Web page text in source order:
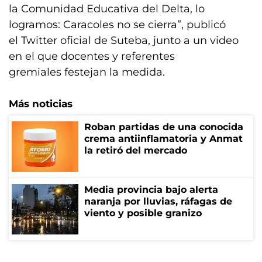
la Comunidad Educativa del Delta, lo
logramos: Caracoles no se cierra”, publicó
el Twitter oficial de Suteba, junto a un video
en el que docentes y referentes
gremiales festejan la medida.
Más noticias
Roban partidas de una conocida
crema antiinflamatoria y Anmat
la retiró del mercado
Media provincia bajo alerta
naranja por lluvias, ráfagas de
viento y posible granizo